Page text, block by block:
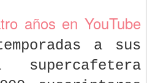
años en YouTube
a sus
supercafetera